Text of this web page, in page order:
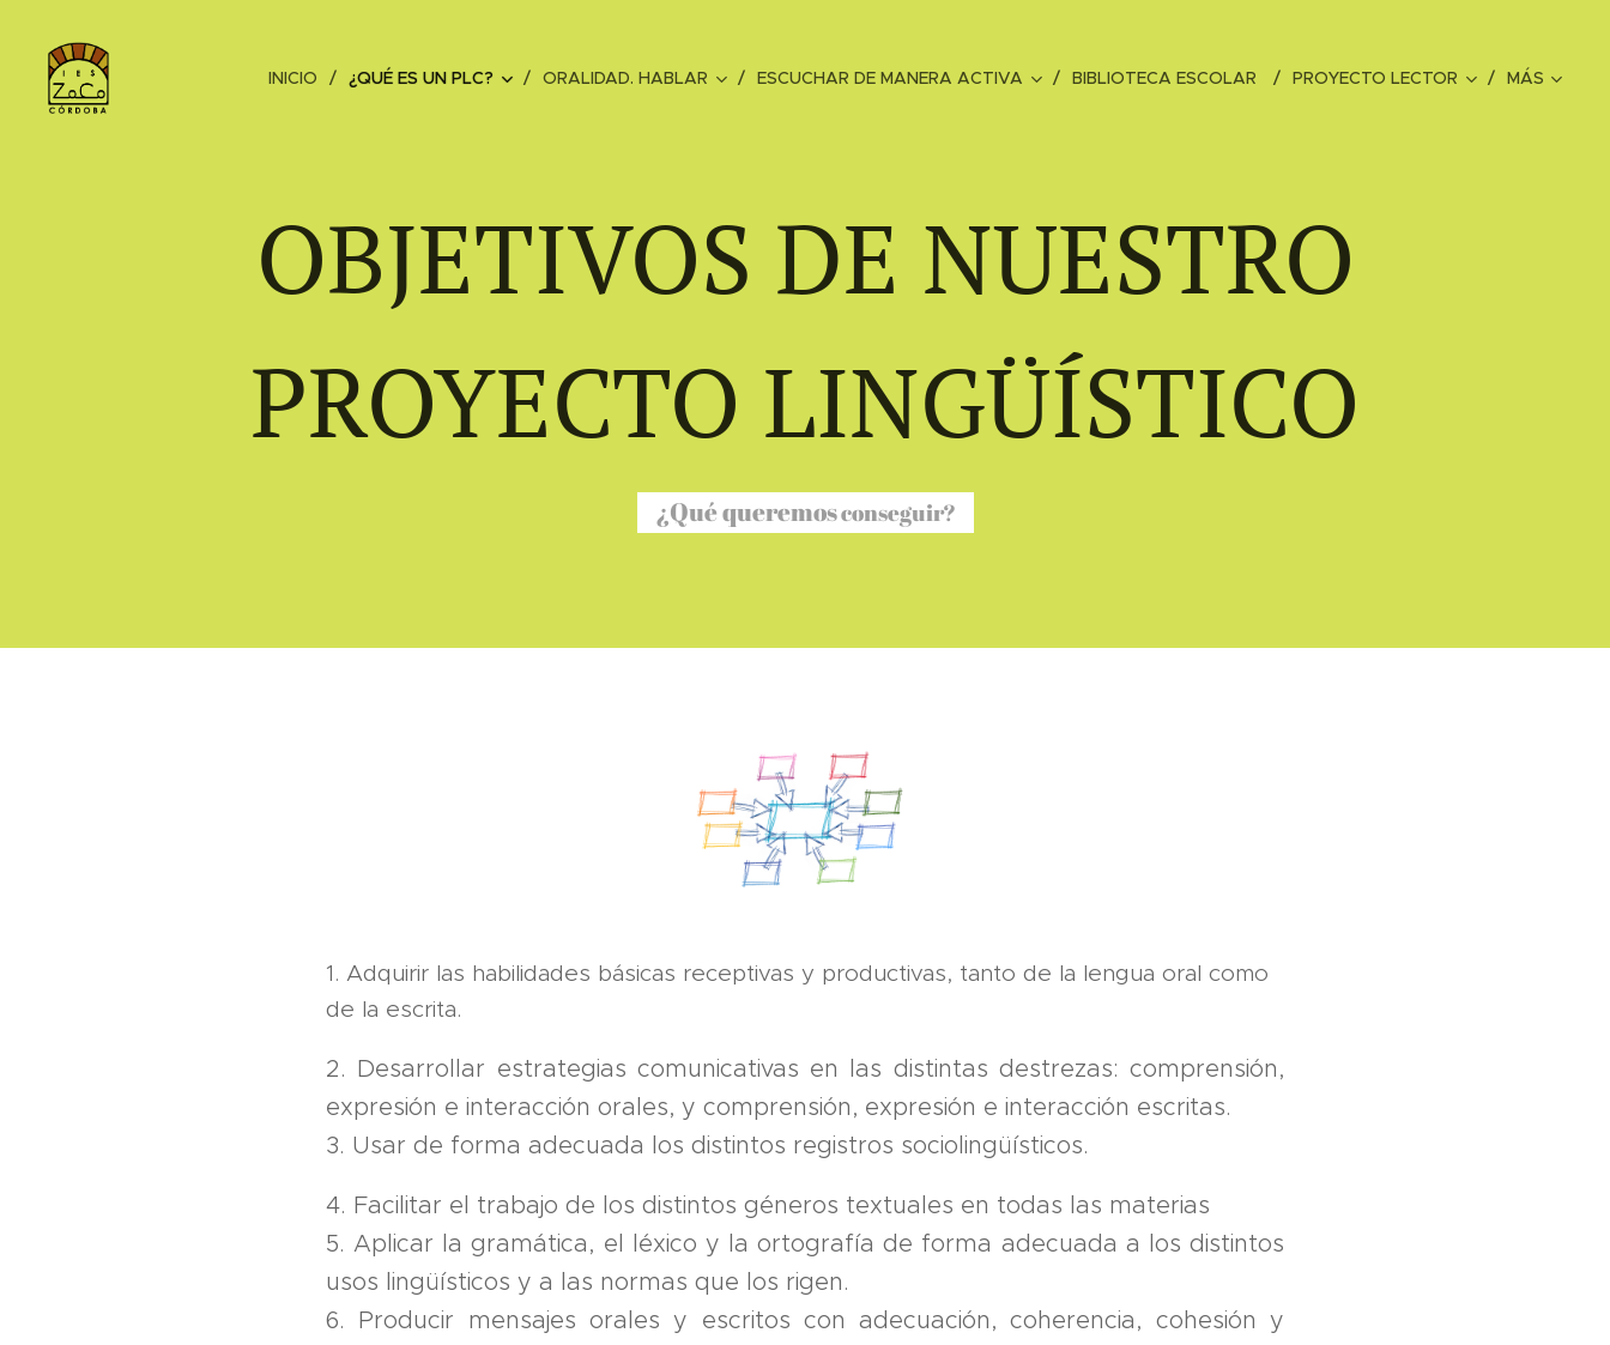
INICIO ¿QUÉ ES UN PLC? ORALIDAD. HABLAR ESCUCHAR DE MANERA ACTIVA BIBLIOTECA ESCOLAR PROYECTO LECTOR MÁS
OBJETIVOS DE NUESTRO
PROYECTO LINGÜÍSTICO
¿Qué queremosconseguir?
1. Adquirir las habilidades básicas receptivas y productivas, tanto de la lengua oral como
de la escrita.
2. Desarrollar estrategias comunicativas en las distintas destrezas: comprensión,
expresión e interacción orales, y comprensión, expresión e interacción escritas.
3. Usar de forma adecuada los distintos registros sociolingüísticos.
4. Facilitar el trabajo de los distintos géneros textuales en todas las materias
5. Aplicar la gramática, el léxico y la ortografía de forma adecuada a los distintos
usos lingüísticos y a las normas que los rigen.
6. Producir mensajes orales y escritos con adecuación, coherencia, cohesión y